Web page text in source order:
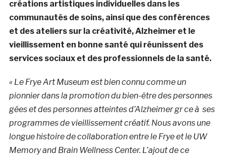
créations artistiques individuelles dans les
communautés de soins, ainsi que des conférences
et des ateliers sur la créativité, Alzheimer et le
vieillissement en bonne santé qui réunissent des
services sociaux et des professionnels de la santé.
« Le Frye Art Museum est bien connu comme un
pionnier dans la promotion du bien-être des personnes
gées et des personnes atteintes d’Alzheimer gr ce à ses
programmes de vieillissement créatif. Nous avons une
longue histoire de collaboration entre le Frye et le UW
Memory and Brain Wellness Center. L’ajout de ce